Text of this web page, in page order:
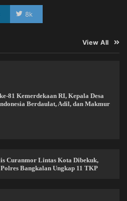
8k
View All
81 Kemerdekaan RI, Kepala Desa
Berdaulat, Adil, dan Makmur
Curanmor Lintas Kota Dibekuk,
Bangkalan Ungkap 11 TKP